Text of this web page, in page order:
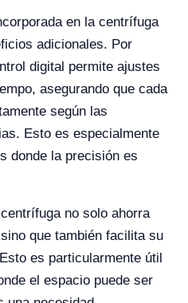
en la centrífuga
adicionales. Por
digital permite ajustes
asegurando que cada
según las
Esto es especialmente
donde la precisión es
no solo ahorra
que también facilita su
es particularmente útil
el espacio puede ser